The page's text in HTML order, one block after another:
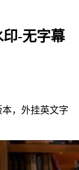
印-无字幕
本，外挂英文字